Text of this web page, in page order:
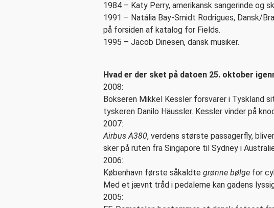
1984 – Katy Perry, amerikansk sangerinde og
1991 – Natália Bay-Smidt Rodrigues, Dansk/
på forsiden af katalog for Fields.
1995 – Jacob Dinesen, dansk musiker.
Hvad er der sket på datoen 25. oktober
2008:
Bokseren Mikkel Kessler forsvarer i
tyskeren Danilo Häuss­ler. Kessler vinder på
2007:
Airbus A380, verdens største passagerfly,
sker på ruten fra Singa­pore til Sydney i
2006:
København første såkaldte grønne bølge for
Med et jævnt tråd i pe­dal­erne kan gadens
2005: